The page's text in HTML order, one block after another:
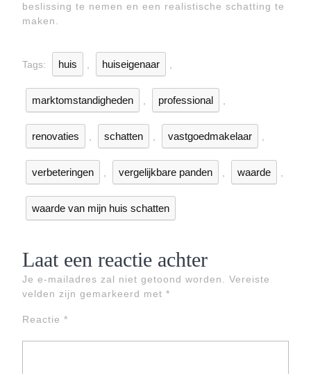
beslissing te nemen en een realistische schatting te
maken.
Tags: huis , huiseigenaar ,
marktomstandigheden , professional ,
renovaties , schatten , vastgoedmakelaar ,
verbeteringen , vergelijkbare panden , waarde ,
waarde van mijn huis schatten
Laat een reactie achter
Je e-mailadres zal niet getoond worden. Vereiste
velden zijn gemarkeerd met *
Reactie *